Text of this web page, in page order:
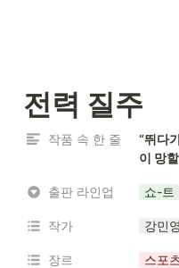
전력 질주
작품 속 한 줄
“뛰다
이 망
출판 라인업 쇼-트
작가 강민영
장르 스포